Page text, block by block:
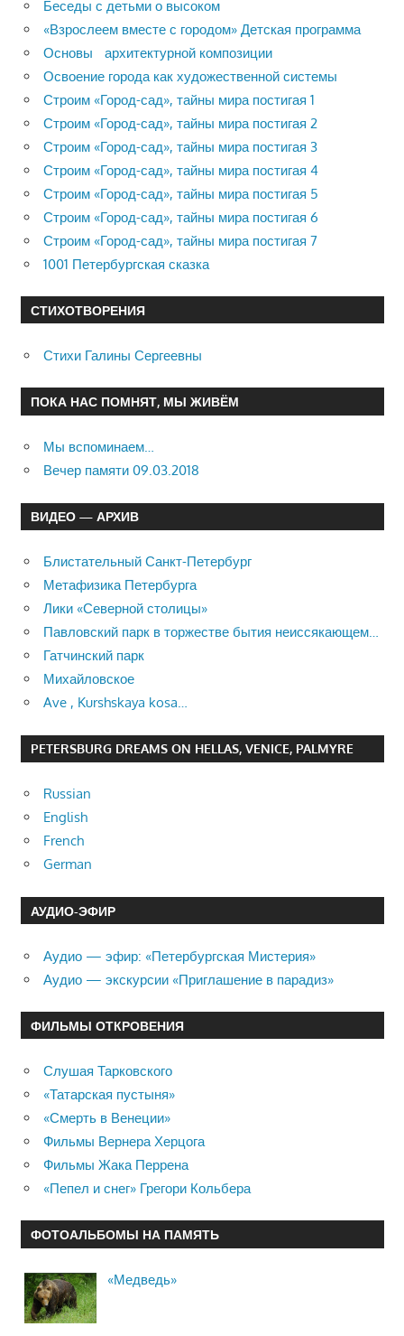
Беседы с детьми о высоком
«Взрослеем вместе с городом» Детская программа
Основы архитектурной композиции
Освоение города как художественной системы
Строим «Город-сад», тайны мира постигая 1
Строим «Город-сад», тайны мира постигая 2
Строим «Город-сад», тайны мира постигая 3
Строим «Город-сад», тайны мира постигая 4
Строим «Город-сад», тайны мира постигая 5
Строим «Город-сад», тайны мира постигая 6
Строим «Город-сад», тайны мира постигая 7
1001 Петербургская сказка
СТИХОТВОРЕНИЯ
Стихи Галины Сергеевны
ПОКА НАС ПОМНЯТ, МЫ ЖИВЁМ
Мы вспоминаем…
Вечер памяти 09.03.2018
ВИДЕО — АРХИВ
Блистательный Санкт-Петербург
Метафизика Петербурга
Лики «Северной столицы»
Павловский парк в торжестве бытия неиссякающем…
Гатчинский парк
Михайловское
Ave , Kurshskaya kosa…
PETERSBURG DREAMS ON HELLAS, VENICE, PALMYRE
Russian
English
French
German
АУДИО-ЭФИР
Аудио — эфир: «Петербургская Мистерия»
Аудио — экскурсии «Приглашение в парадиз»
ФИЛЬМЫ ОТКРОВЕНИЯ
Слушая Тарковского
«Татарская пустыня»
«Смерть в Венеции»
Фильмы Вернера Херцога
Фильмы Жака Перрена
«Пепел и снег» Грегори Кольбера
ФОТОАЛЬБОМЫ НА ПАМЯТЬ
«Медведь»